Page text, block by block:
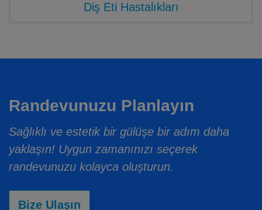
Diş Eti Hastalıkları
Randevunuzu Planlayın
Sağlıklı ve estetik bir gülüşe bir adım daha
yaklaşın! Uygun zamanınızı seçerek
randevunuzu kolayca oluşturun.
Bize Ulaşın